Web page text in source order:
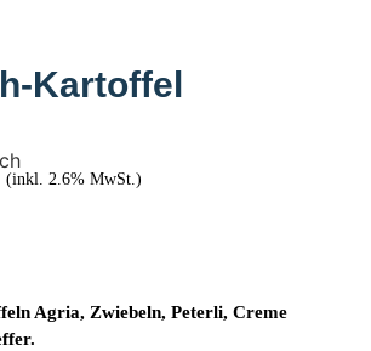
Kartoffel
(inkl. 2.6% MwSt.)
Agria, Zwiebeln, Peterli, Creme